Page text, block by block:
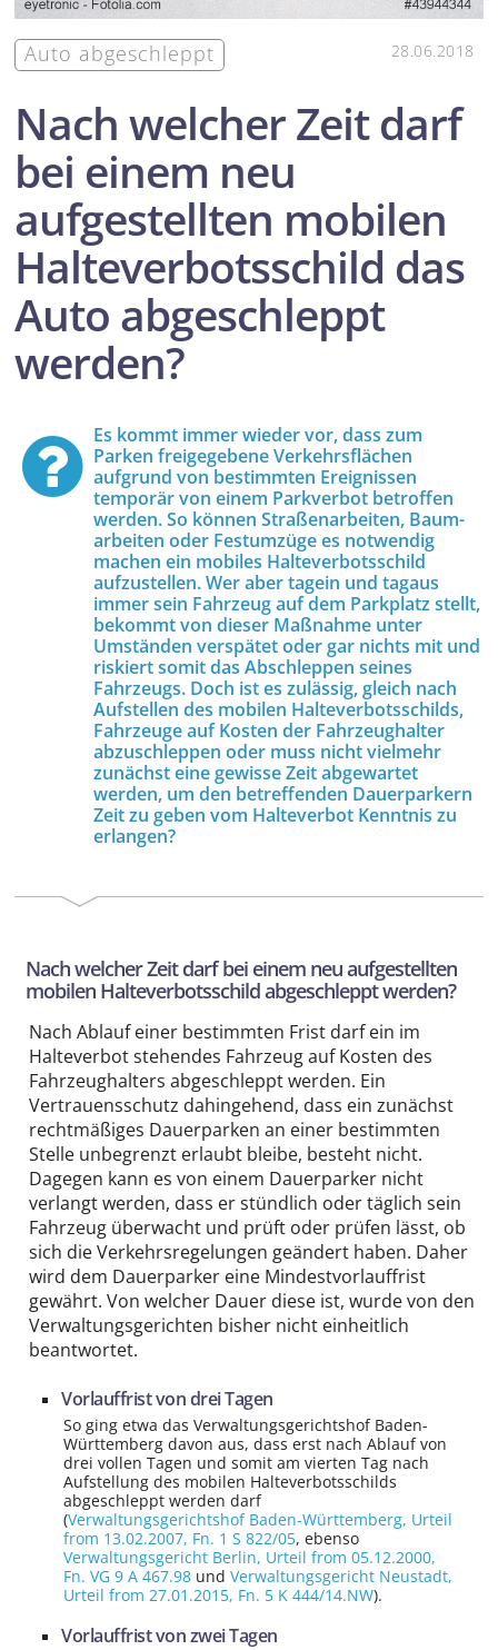
Auto abgeschleppt 28.06.2018
Nach welcher Zeit darf
bei einem neu
aufgestellten mobilen
Halte­verbots­schild das
Auto abgeschleppt
werden?
Es kommt immer wieder vor, dass zum
Parken freigegebene Verkehrs­flächen
aufgrund von bestimmten Ereignissen
temporär von einem Parkverbot betroffen
werden. So können Straßen­arbeiten, Baum­
arbeiten oder Festumzüge es notwendig
machen ein mobiles Halte­verbots­schild
aufzustellen. Wer aber tagein und tagaus
immer sein Fahrzeug auf dem Parkplatz stellt,
bekommt von dieser Maßnahme unter
Umständen verspätet oder gar nichts mit und
riskiert somit das Abschleppen seines
Fahrzeugs. Doch ist es zulässig, gleich nach
Aufstellen des mobilen Halte­verbots­schilds,
Fahrzeuge auf Kosten der Fahrzeug­halter
abzuschleppen oder muss nicht vielmehr
zunächst eine gewisse Zeit abgewartet
werden, um den betreffenden Dauer­parkern
Zeit zu geben vom Halteverbot Kenntnis zu
erlangen?
Nach welcher Zeit darf bei einem neu aufgestellten
mobilen Halte­verbots­schild abgeschleppt werden?
Nach Ablauf einer bestimmten Frist darf ein im
Halteverbot stehendes Fahrzeug auf Kosten des
Fahrzeug­halters abgeschleppt werden. Ein
Vertrauens­schutz dahingehend, dass ein zunächst
recht­mäßiges Dauerparken an einer bestimmten
Stelle unbegrenzt erlaubt bleibe, besteht nicht.
Dagegen kann es von einem Dauerparker nicht
verlangt werden, dass er stündlich oder täglich sein
Fahrzeug überwacht und prüft oder prüfen lässt, ob
sich die Verkehrs­regelungen geändert haben. Daher
wird dem Dauerparker eine Mindest­vorlauf­frist
gewährt. Von welcher Dauer diese ist, wurde von den
Verwaltungs­gerichten bisher nicht einheitlich
beantwortet.
Vorlauf­frist von drei Tagen
So ging etwa das Verwaltungs­gerichts­hof Baden-
Württemberg davon aus, dass erst nach Ablauf von
drei vollen Tagen und somit am vierten Tag nach
Aufstellung des mobilen Halte­verbots­schilds
abgeschleppt werden darf
(Verwaltungsgerichtshof Baden-Württemberg, Urteil
from 13.02.2007, Fn. 1 S 822/05, ebenso
Verwaltungsgericht Berlin, Urteil from 05.12.2000,
Fn. VG 9 A 467.98und Verwaltungsgericht Neustadt,
Urteil from 27.01.2015, Fn. 5 K 444/14.NW).
Vorlauffrist von zwei Tagen